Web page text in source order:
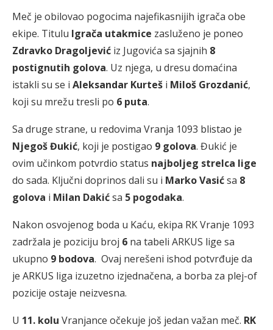
Meč je obilovao pogocima najefikasnijih igrača obe
ekipe. Titulu Igrača utakmice zasluženo je poneo
Zdravko Dragoljević iz Jugovića sa sjajnih 8
postignutih golova. Uz njega, u dresu domaćina
istakli su se i Aleksandar Kurteš i Miloš Grozdanić,
koji su mrežu tresli po 6 puta.
Sa druge strane, u redovima Vranja 1093 blistao je
Njegoš Đukić, koji je postigao 9 golova. Đukić je
ovim učinkom potvrdio status najboljeg strelca lige
do sada. Ključni doprinos dali su i Marko Vasićsa 8
golova i Milan Dakićsa 5 pogodaka.
Nakon osvojenog boda u Kaću, ekipa RK Vranje 1093
zadržala je poziciju broj 6 na tabeli ARKUS lige sa
ukupno 9 bodova. Ovaj nerešeni ishod potvrđuje da
je ARKUS liga izuzetno izjednačena, a borba za plej-of
pozicije ostaje neizvesna.
U 11. kolu Vranjance očekuje još jedan važan meč. RK